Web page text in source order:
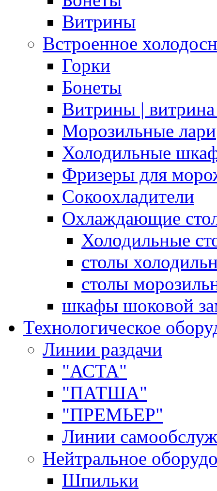
Витрины
Встроенное
Горки
Бонеты
Витрины | витрина
Морозильные лари
Холодильные
Фризеры для
Сокоохладители
Охлаждающие
Холодильные
столы
столы
шкафы шоковой
Технологическое
Линии раздачи
"АСТА"
"ПАТША"
"ПРЕМЬЕР"
Линии
Нейтральное
Шпильки